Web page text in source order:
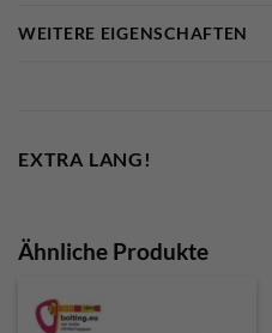
WEITERE EIGENSCHAFTEN
EXTRA LANG!
Ähnliche Produkte